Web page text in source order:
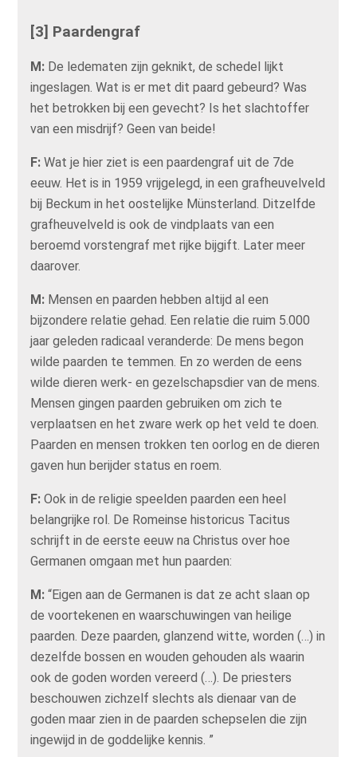
[3] Paardengraf
M: De ledematen zijn geknikt, de schedel lijkt
ingeslagen. Wat is er met dit paard gebeurd? Was
het betrokken bij een gevecht? Is het slachtoffer
van een misdrijf? Geen van beide!
F: Wat je hier ziet is een paardengraf uit de 7de
eeuw. Het is in 1959 vrijgelegd, in een grafheuvelveld
bij Beckum in het oostelijke Münsterland. Ditzelfde
grafheuvelveld is ook de vindplaats van een
beroemd vorstengraf met rijke bijgift. Later meer
daarover.
M: Mensen en paarden hebben altijd al een
bijzondere relatie gehad. Een relatie die ruim 5.000
jaar geleden radicaal veranderde: De mens begon
wilde paarden te temmen. En zo werden de eens
wilde dieren werk- en gezelschapsdier van de mens.
Mensen gingen paarden gebruiken om zich te
verplaatsen en het zware werk op het veld te doen.
Paarden en mensen trokken ten oorlog en de dieren
gaven hun berijder status en roem.
F: Ook in de religie speelden paarden een heel
belangrijke rol. De Romeinse historicus Tacitus
schrijft in de eerste eeuw na Christus over hoe
Germanen omgaan met hun paarden:
M: “Eigen aan de Germanen is dat ze acht slaan op
de voortekenen en waarschuwingen van heilige
paarden. Deze paarden, glanzend witte, worden (…) in
dezelfde bossen en wouden gehouden als waarin
ook de goden worden vereerd (…). De priesters
beschouwen zichzelf slechts als dienaar van de
goden maar zien in de paarden schepselen die zijn
ingewijd in de goddelijke kennis. ”